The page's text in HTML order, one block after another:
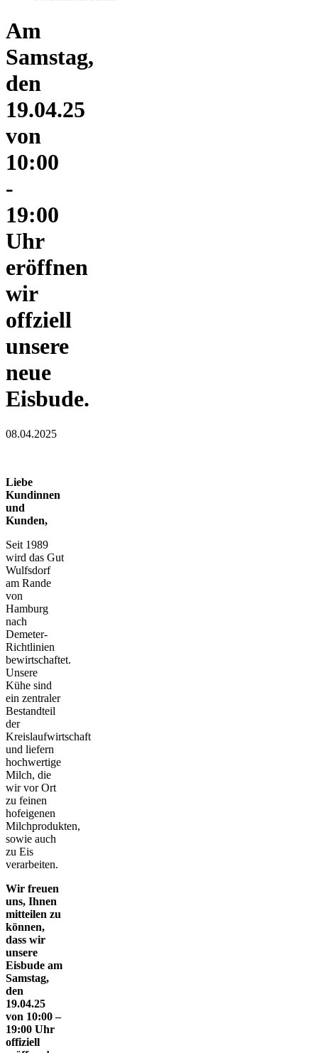
Am
Samstag,
den
19.04.25
von
10:00
-
19:00
Uhr
eröffnen
wir
offziell
unsere
neue
Eisbude.
08.04.2025
Liebe
Kundinnen
und
Kunden,
Seit 1989
wird das Gut
Wulfsdorf
am Rande
von
Hamburg
nach
Demeter-
Richtlinien
bewirtschaftet.
Unsere
Kühe sind
ein zentraler
Bestandteil
der
Kreislaufwirtschaft
und liefern
hochwertige
Milch, die
wir vor Ort
zu feinen
hofeigenen
Milchprodukten,
sowie auch
zu Eis
verarbeiten.
Wir freuen
uns, Ihnen
mitteilen zu
können,
dass wir
unsere
Eisbude am
Samstag,
den
19.04.25
von 10:00 –
19:00 Uhr
offiziell